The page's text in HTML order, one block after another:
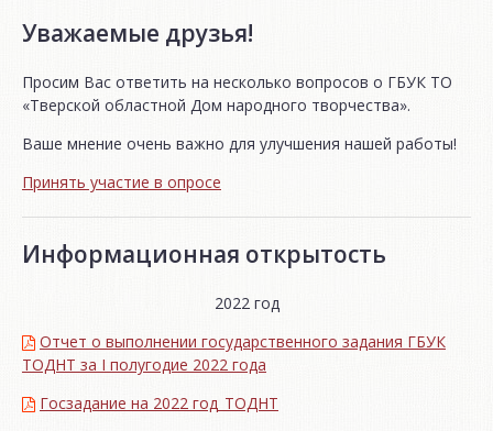
Уважаемые друзья!
Просим Вас ответить на несколько вопросов о ГБУК ТО
«Тверской областной Дом народного творчества».
Ваше мнение очень важно для улучшения нашей работы!
Принять участие в опросе
Информационная открытость
2022 год
Отчет о выполнении государственного задания ГБУК
ТОДНТ за I полугодие 2022 года
Госзадание на 2022 год_ТОДНТ